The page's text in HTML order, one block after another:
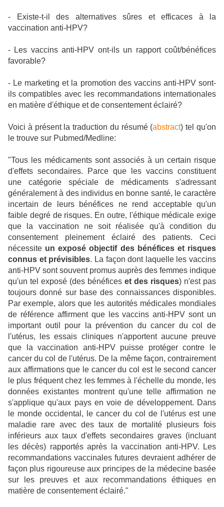
- Existe-t-il des alternatives sûres et efficaces à la
vaccination anti-HPV?
- Les vaccins anti-HPV ont-ils un rapport coût/bénéfices
favorable?
- Le marketing et la promotion des vaccins anti-HPV sont-
ils compatibles avec les recommandations internationales
en matière d'éthique et de consentement éclairé?
Voici à présent la traduction du résumé (abstract) tel qu'on
le trouve sur Pubmed/Medline:
"Tous les médicaments sont associés à un certain risque
d'effets secondaires. Parce que les vaccins constituent
une catégorie spéciale de médicaments s'adressant
généralement à des individus en bonne santé, le caractère
incertain de leurs bénéfices ne rend acceptable qu'un
faible degré de risques. En outre, l'éthique médicale exige
que la vaccination ne soit réalisée qu'à condition du
consentement pleinement éclairé des patients. Ceci
nécessite un exposé objectif des bénéfices et risques
connus et prévisibles. La façon dont laquelle les vaccins
anti-HPV sont souvent promus auprès des femmes indique
qu'un tel exposé (des bénéfices et des risques) n'est pas
toujours donné sur base des connaissances disponibles.
Par exemple, alors que les autorités médicales mondiales
de référence affirment que les vaccins anti-HPV sont un
important outil pour la prévention du cancer du col de
l'utérus, les essais cliniques n'apportent aucune preuve
que la vaccination anti-HPV puisse protéger contre le
cancer du col de l'utérus. De la même façon, contrairement
aux affirmations que le cancer du col est le second cancer
le plus fréquent chez les femmes à l'échelle du monde, les
données existantes montrent qu'une telle affirmation ne
s'applique qu'aux pays en voie de développement. Dans
le monde occidental, le cancer du col de l'utérus est une
maladie rare avec des taux de mortalité plusieurs fois
inférieurs aux taux d'effets secondaires graves (incluant
les décès) rapportés après la vaccination anti-HPV. Les
recommandations vaccinales futures devraient adhérer de
façon plus rigoureuse aux principes de la médecine basée
sur les preuves et aux recommandations éthiques en
matière de consentement éclairé."